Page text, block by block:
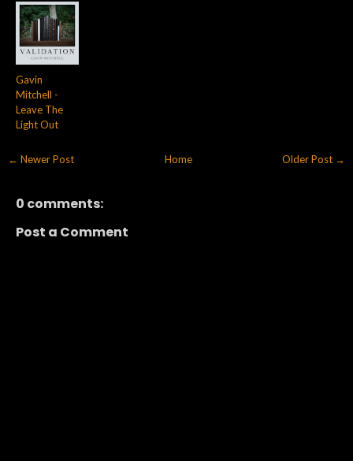
Gavin
Mitchell -
Leave The
Light Out
← Newer Post Older Post →
Home
0 comments:
Post a Comment